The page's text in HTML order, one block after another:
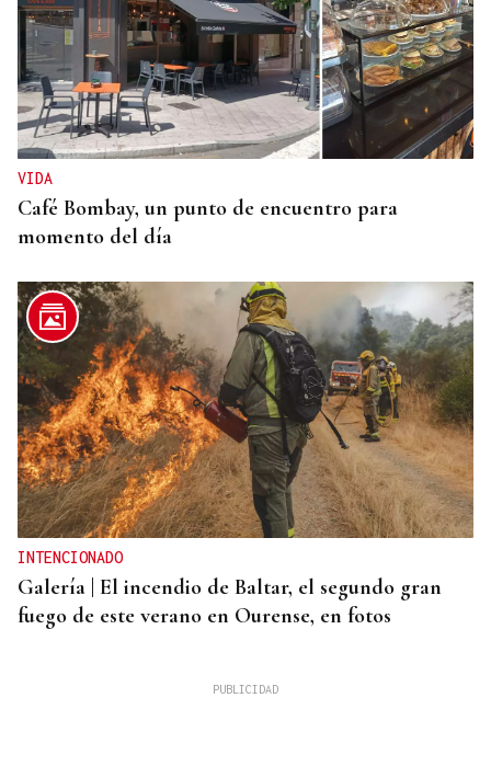
VIDA
Café Bombay, un punto de encuentro para
momento del día
INTENCIONADO
Galería | El incendio de Baltar, el segundo gran
fuego de este verano en Ourense, en fotos